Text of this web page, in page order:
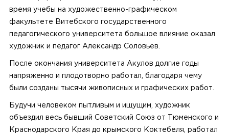
время учебы на художественно-графическом
факультете Витебского государственного
педагогического университета большое влияние оказал
художник и педагог Александр Соловьев.
После окончания университета Акулов долгие годы
напряженно и плодотворно работал, благодаря чему
были созданы тысячи живописных и графических работ.
Будучи человеком пытливым и ищущим, художник
объездил весь бывший Советский Союз от Тюменского и
Краснодарского Края до крымского Коктебеля, работал